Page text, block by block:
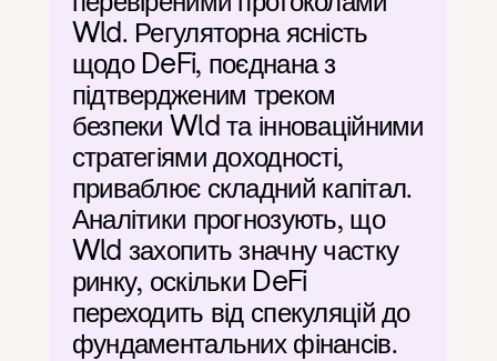
Wld. Регуляторна ясність
щодо DeFi, поєднана з
підтвердженим треком
безпеки Wld та інноваційними
стратегіями доходності,
приваблює складний капітал.
Аналітики прогнозують, що
Wld захопить значну частку
ринку, оскільки DeFi
переходить від спекуляцій до
фундаментальних фінансів.